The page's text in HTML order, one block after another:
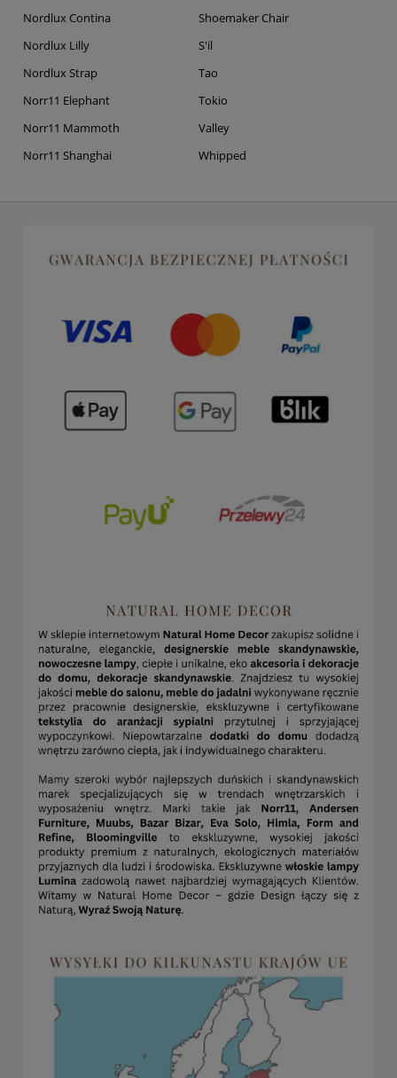
Nordlux Contina
Nordlux Lilly
Nordlux Strap
Norr11 Elephant
Norr11 Mammoth
Norr11 Shanghai
Shoemaker Chair
S'il
Tao
Tokio
Valley
Whipped